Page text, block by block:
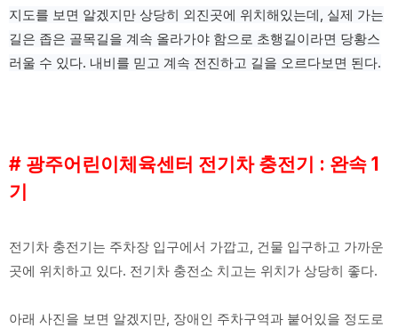
지도를 보면 알겠지만 상당히 외진곳에 위치해있는데, 실제 가는
길은 좁은 골목길을 계속 올라가야 함으로 초행길이라면 당황스
러울 수 있다. 내비를 믿고 계속 전진하고 길을 오르다보면 된다.
# 광주어린이체육센터 전기차 충전기 : 완속 1
기
전기차 충전기는 주차장 입구에서 가깝고, 건물 입구하고 가까운
곳에 위치하고 있다. 전기차 충전소 치고는 위치가 상당히 좋다.
아래 사진을 보면 알겠지만, 장애인 주차구역과 붙어있을 정도로